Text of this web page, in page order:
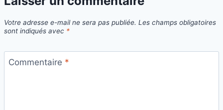
Votre adresse e-mail ne sera pas publiée. Les champs obligatoires
sont indiqués avec *
Commentaire *